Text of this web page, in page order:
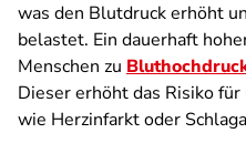
was den Blutdruck erhöht
belastet. Ein dauerhaft
Menschen zu
Dieser erhöht das Risiko
wie Herzinfarkt oder